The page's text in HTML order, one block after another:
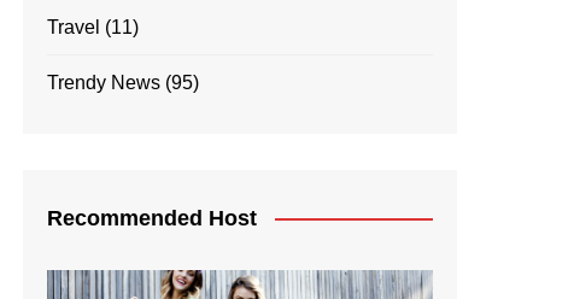
Travel (11)
Trendy News (95)
Recommended Host